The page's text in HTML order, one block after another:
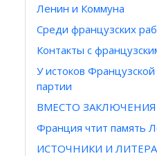
Ленин и Коммуна
Среди французских
Контакты с
У истоков
партии
ВМЕСТО ЗАКЛЮЧЕНИЯ
Франция чтит память
ИСТОЧНИКИ И